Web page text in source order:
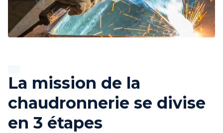
La mission de la
chaudronnerie se divise
en 3 étapes